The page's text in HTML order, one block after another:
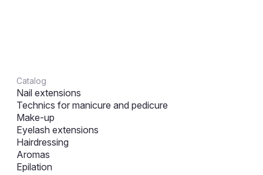
Catalog
Nail extensions
Technics for manicure and pedicure
Make-up
Eyelash extensions
Hairdressing
Aromas
Epilation